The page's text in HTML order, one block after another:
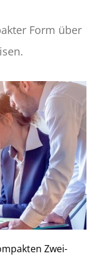
Form über
Zwei-